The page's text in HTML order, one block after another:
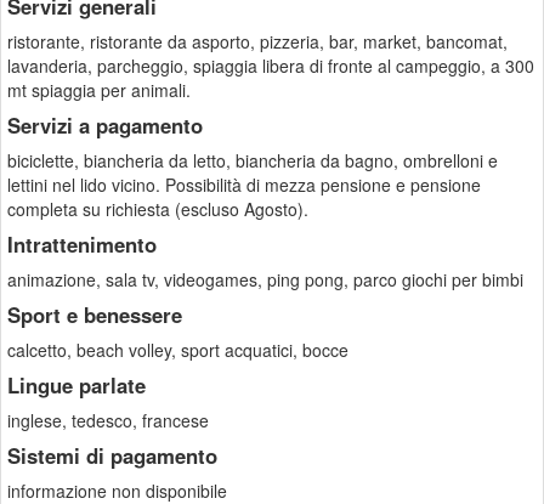
Servizi generali
ristorante, ristorante da asporto, pizzeria, bar, market, bancomat,
lavanderia, parcheggio, spiaggia libera di fronte al campeggio, a 300
mt spiaggia per animali.
Servizi a pagamento
biciclette, biancheria da letto, biancheria da bagno, ombrelloni e
lettini nel lido vicino. Possibilità di mezza pensione e pensione
completa su richiesta (escluso Agosto).
Intrattenimento
animazione, sala tv, videogames, ping pong, parco giochi per bimbi
Sport e benessere
calcetto, beach volley, sport acquatici, bocce
Lingue parlate
inglese, tedesco, francese
Sistemi di pagamento
informazione non disponibile